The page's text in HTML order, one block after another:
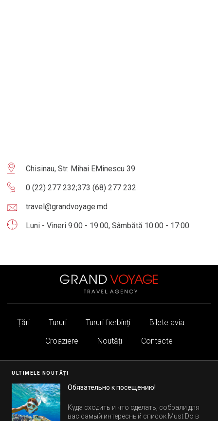
Chisinau, Str. Mihai EMinescu 39
0 (22) 277 232;373 (68) 277 232
travel@grandvoyage.md
Luni - Vineri 9:00 - 19:00, Sâmbătă 10:00 - 17:00
Țări Tururi Tururi fierbinți
Bilete avia
Croaziere
Noutăți Contacte
ULTIMELE NOUTĂȚI
Обязательно к посещению!
Куда сходить и что сделать, собрали для
вас самый интересный список Must Do в